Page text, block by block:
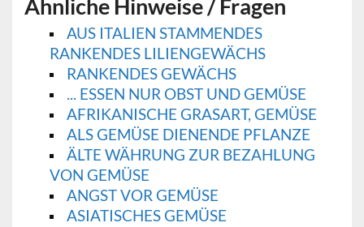
Ähnliche Hinweise / Fragen
AUS ITALIEN STAMMENDES
RANKENDES LILIENGEWÄCHS
RANKENDES GEWÄCHS
... ESSEN NUR OBST UND GEMÜSE
AFRIKANISCHE GRASART, GEMÜSE
ALS GEMÜSE DIENENDE PFLANZE
ÄLTE WÄHRUNG ZUR BEZAHLUNG
VON GEMÜSE
ANGST VOR GEMÜSE
ASIATISCHES GEMÜSE